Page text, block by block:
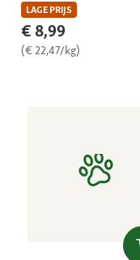
LAGE PRIJS
€ 8,99
(€ 22,47/kg)